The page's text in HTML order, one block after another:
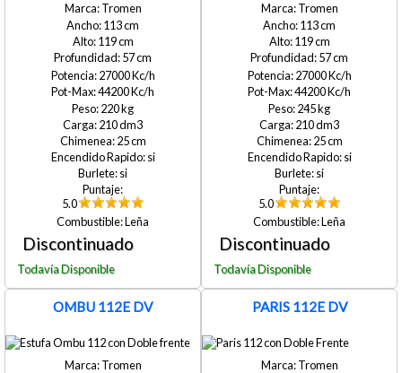
Alta (con
burlete)
Media (sin
burlete)
Encendido
Rápido
🔥🔥🔥
🔥🔥
Formato
Frontal
Esquinero
Doble
Tromen
113
119
57
27000
44200
220
210
25
si
si
5.0
Leña
Tromen
113
119
57
27000
44200
245
210
25
si
si
5.0
Leña
OMBU 112E DV
Tromen
PARIS 112E DV
Tromen